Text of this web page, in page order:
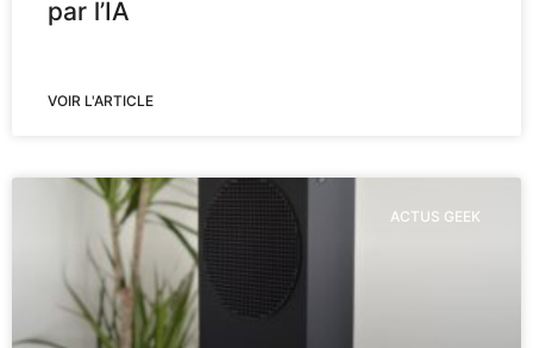
par l’IA
VOIR L'ARTICLE
ACTUS GEEK